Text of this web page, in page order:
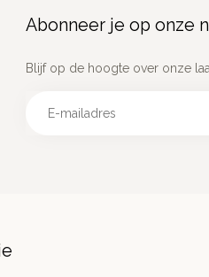
Abonneer je op onze
Blijf op de hoogte over onze